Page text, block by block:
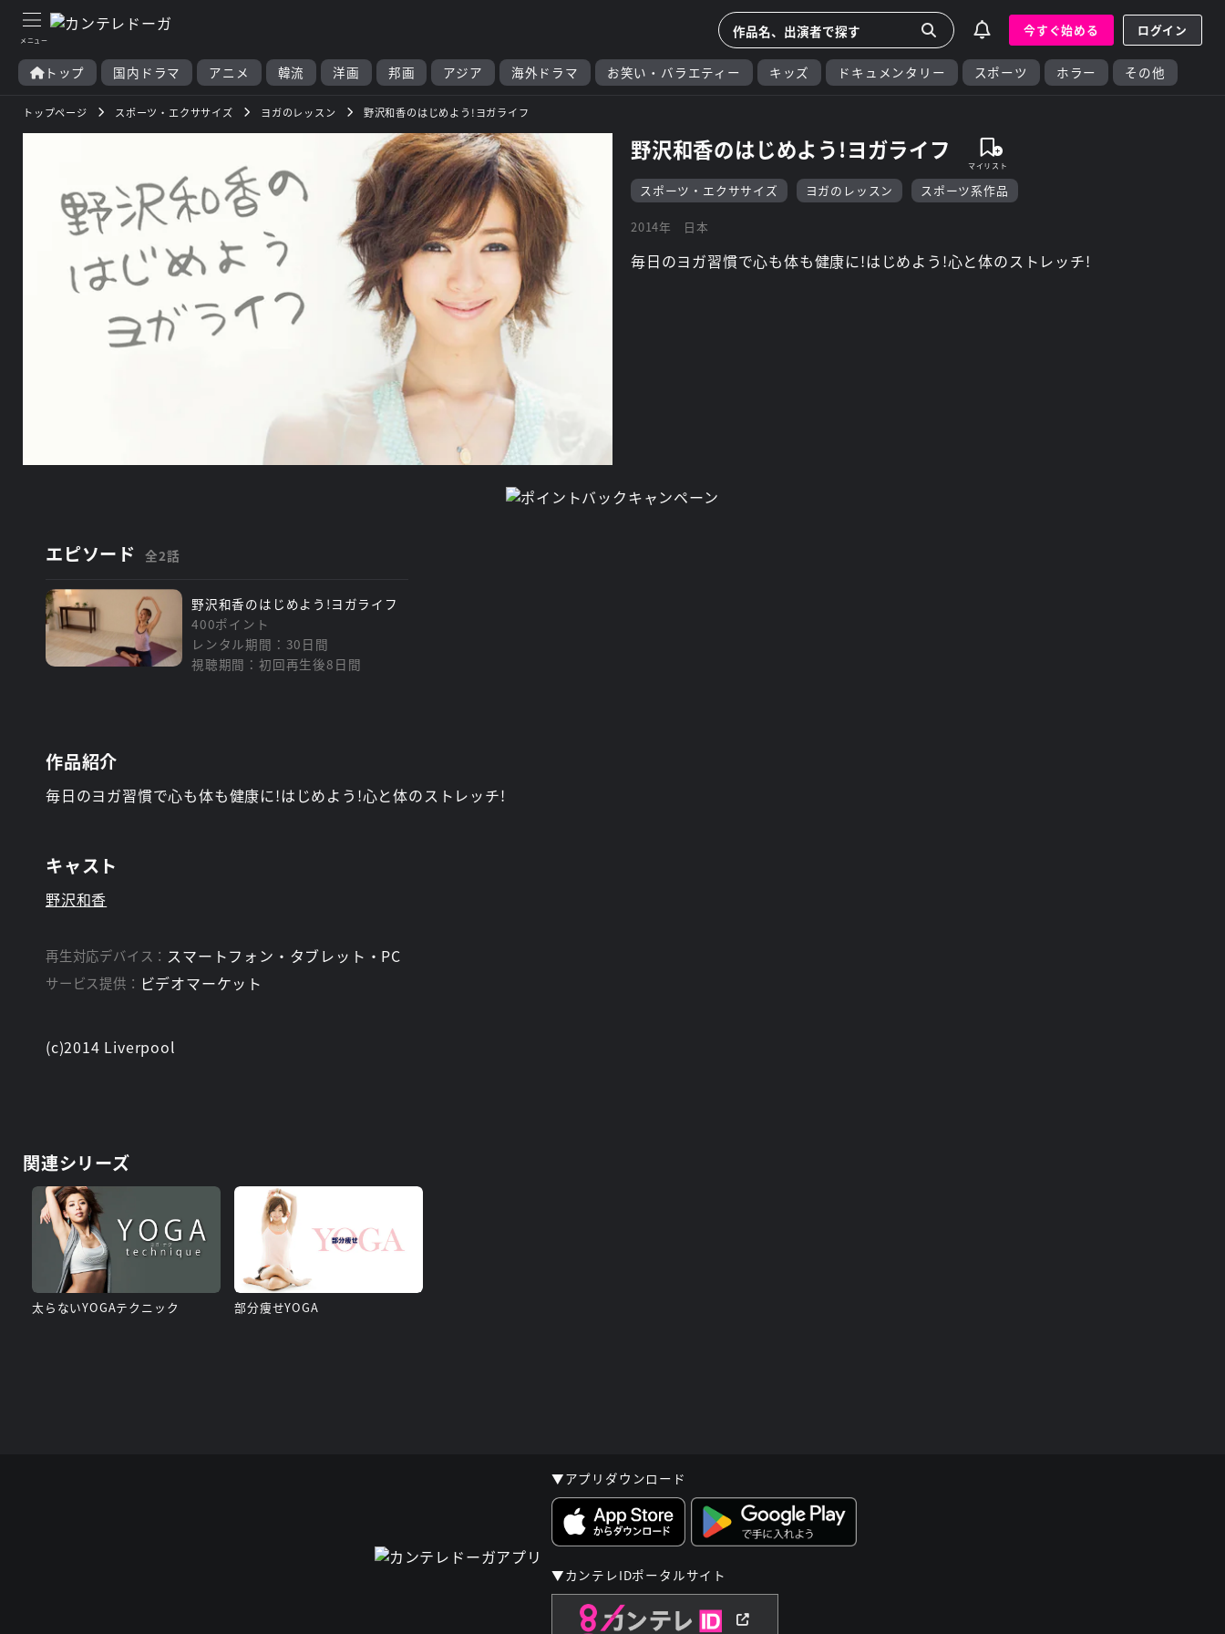
今すぐ始める ログイン
トップ 国内ドラマ アニメ 韓流 洋画 邦画 アジア 海外ドラマ お笑い・バラエティー キッズ ドキュメンタリー スポーツ ホラー その他
トップページ スポーツ・エクササイズ ヨガのレッスン 野沢和香のはじめよう!ヨガライフ
野沢和香のはじめよう!ヨガライフ
スポーツ・エクササイズ ヨガのレッスン スポーツ系作品
2014年 日本
毎日のヨガ習慣で心も体も健康に!はじめよう!心と体のストレッチ!
エピソード 全2話
野沢和香のはじめよう!ヨガライフ
400ポイント
レンタル期間：30日間
視聴期間：初回再生後8日間
作品紹介
毎日のヨガ習慣で心も体も健康に!はじめよう!心と体のストレッチ!
キャスト
野沢和香
再生対応デバイス： スマートフォン・タブレット・PC
サービス提供： ビデオマーケット
(c)2014 Liverpool
関連シリーズ
太らないYOGAテクニック 部分痩せYOGA
▼アプリダウンロード
▼カンテレIDポータルサイト